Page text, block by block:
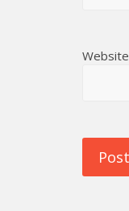
Website